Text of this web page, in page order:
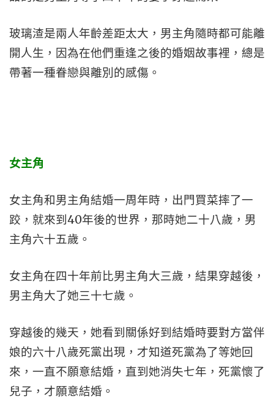
玻璃渣是兩人年齡差距太大，男主角隨時都可能離
開人生，因為在他們重逢之後的婚姻故事裡，總是
帶著一種眷戀與離別的感傷。
女主角
女主角和男主角結婚一周年時，出門買菜摔了一
跤，就來到40年後的世界，那時她二十八歲，男
主角六十五歲。
女主角在四十年前比男主角大三歲，結果穿越後，
男主角大了她三十七歲。
穿越後的幾天，她看到關係好到結婚時要對方當伴
娘的六十八歲死黨出現，才知道死黨為了等她回
來，一直不願意結婚，直到她消失七年，死黨懷了
兒子，才願意結婚。